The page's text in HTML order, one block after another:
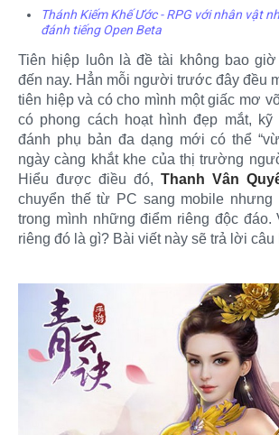
Thánh Kiếm Khế Ước - RPG với nhân vật
đánh tiếng Open Beta
Tiên hiệp luôn là đề tài không bao
đến nay. Hẳn mỗi người trước đây đều
tiên hiệp và có cho mình một giấc mơ
có phong cách hoạt hình đẹp mắt,
đánh phụ bản đa dạng mới có thể
ngày càng khắt khe của thị trường
Hiểu được điều đó, Thanh Vân
chuyển thế từ PC sang mobile nhưng
trong mình những điểm riêng độc đáo.
riêng đó là gì? Bài viết này sẽ trả lời câu